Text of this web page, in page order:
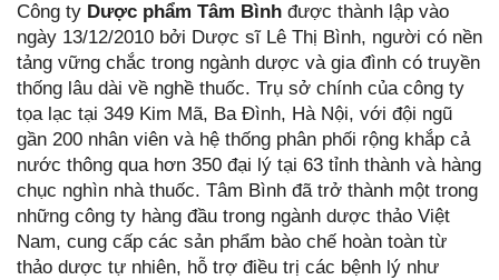
Công ty Dược phẩm Tâm Bình được thành lập vào
ngày 13/12/2010 bởi Dược sĩ Lê Thị Bình, người có nền
tảng vững chắc trong ngành dược và gia đình có truyền
thống lâu dài về nghề thuốc. Trụ sở chính của công ty
tọa lạc tại 349 Kim Mã, Ba Đình, Hà Nội, với đội ngũ
gần 200 nhân viên và hệ thống phân phối rộng khắp cả
nước thông qua hơn 350 đại lý tại 63 tỉnh thành và hàng
chục nghìn nhà thuốc. Tâm Bình đã trở thành một trong
những công ty hàng đầu trong ngành dược thảo Việt
Nam, cung cấp các sản phẩm bào chế hoàn toàn từ
thảo dược tự nhiên, hỗ trợ điều trị các bệnh lý như